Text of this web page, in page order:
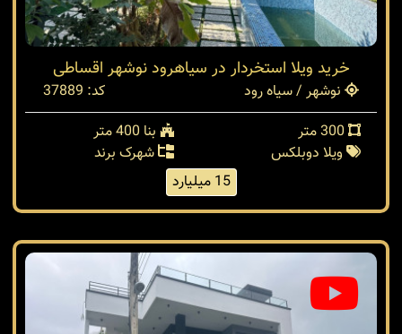
خرید ویلا استخردار در سیاهرود نوشهر اقساطی
نوشهر / سیاه رود
کد: 37889
بنا 400 متر
ویلا دوبلکس
شهرک برند
15 میلیارد